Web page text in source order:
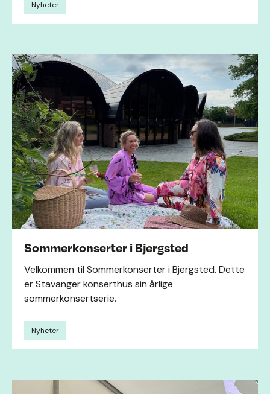
Nyheter
Sommerkonserter i Bjergsted
Velkommen til Sommerkonserter i Bjergsted. Dette
er Stavanger konserthus sin årlige
sommerkonsertserie.
Nyheter